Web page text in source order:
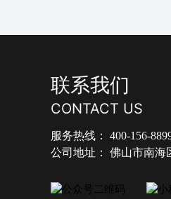
联系我们
CONTACT US
服务热线：
400-156-
公司地址：
佛山市南海